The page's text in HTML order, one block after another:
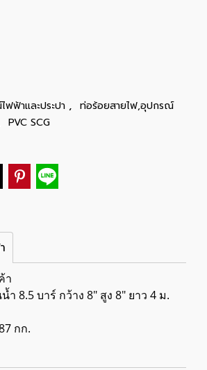
ฟ้าและประปา , ท่อร้อยสายไฟ,อุปกรณ์
PVC SCG
า
8.5 บาร์ กว้าง 8" สูง 8" ยาว 4 ม.
กก.